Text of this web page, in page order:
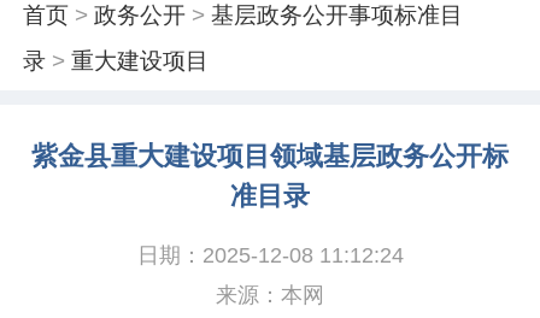
首页 >政务公开 >基层政务公开事项标准目
录 >重大建设项目
紫金县重大建设项目领域基层政务公开标
准目录
日期：2025-12-08 11:12:24
来源：本网